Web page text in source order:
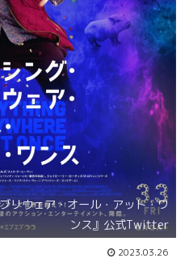
リウェア・オール・アット・ワ
ンス』公式Twitter
2023.03.26